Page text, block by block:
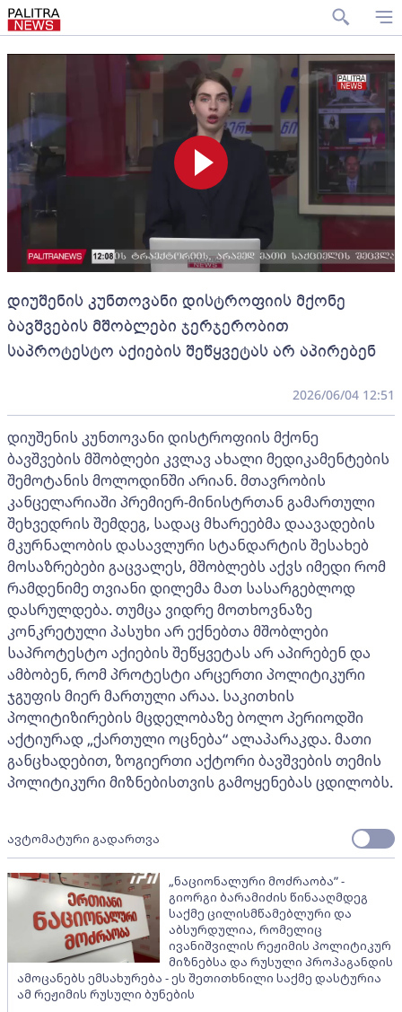
დიუშენის კუნთოვანი დისტროფიის მქონე
ბავშვების მშობლები ჯერჯერობით
საპროტესტო აქიების შეწყვეტას არ აპირებენ
2026/06/04 12:51
დიუშენის კუნთოვანი დისტროფიის მქონე
ბავშვების მშობლები კვლავ ახალი მედიკამენტების
შემოტანის მოლოდინში არიან. მთავრობის
კანცელარიაში პრემიერ-მინისტრთან გამართული
შეხვედრის შემდეგ, სადაც მხარეებმა დაავადების
მკურნალობის დასავლური სტანდარტის შესახებ
მოსაზრებები გაცვალეს, მშობლებს აქვს იმედი რომ
რამდენიმე თვიანი დილემა მათ სასარგებლოდ
დასრულდება. თუმცა ვიდრე მოთხოვნაზე
კონკრეტული პასუხი არ ექნებთა მშობლები
საპროტესტო აქიების შეწყვეტას არ აპირებენ და
ამბობენ, რომ პროტესტი არცერთი პოლიტიკური
ჯგუფის მიერ მართული არაა. საკითხის
პოლიტიზირების მცდელობაზე ბოლო პერიოდში
აქტიურად „ქართული ოცნება“ ალაპარაკდა. მათი
განცხადებით, ზოგიერთი აქტორი ბავშვების თემის
პოლიტიკური მიზნებისთვის გამოყენებას ცდილობს.
ავტომატური გადართვა
„ნაციონალური მოძრაობა” -
გიორგი ბარამიძის წინააღმდეგ
საქმე ცილისმწამებლური და
აბსურდულია, რომელიც
ივანიშვილის რეჟიმის პოლიტიკურ
მიზნებსა და რუსული პროპაგანდის
ამოცანებს ემსახურება - ეს შეთითხნილი საქმე დასტურია
ამ რეჟიმის რუსული ბუნების